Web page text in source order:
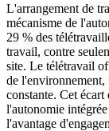
L'arrangement de
mécanisme de
29 % des
travail, contre
site. Le télétravail
de
constante. Cet
l'autonomie
l'avantage